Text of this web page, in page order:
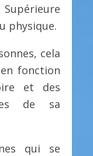
physique.
cela
fonction
et des
de sa
qui se